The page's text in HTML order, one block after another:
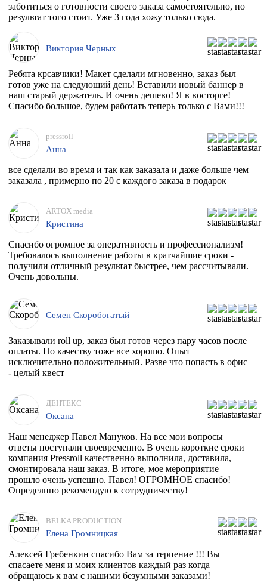
заботиться о готовности своего заказа самостоятельно, но
результат того стоит. Уже 3 года хожу только сюда.
Виктория Черных
Ребята крсавчики! Макет сделали мгновенно, заказ был
готов уже на следующий день! Вставили новый баннер в
наш старый держатель. И очень дешево! Я в восторге!
Спасибо большое, будем работать теперь только с Вами!!!
pressroll
Анна
все сделали во время и так как заказала и даже больше чем
заказала , примерно по 20 с каждого заказа в подарок
ARTOX media
Кристина
Спасибо огромное за оперативность и профессионализм!
Требовалось выполнение работы в кратчайшие сроки -
получили отличный результат быстрее, чем рассчитывали.
Очень довольны.
Семен Скоробогатый
Заказывали roll up, заказ был готов через пару часов после
оплаты. По качеству тоже все хорошо. Опыт
исключительно положительный. Разве что попасть в офис
- целый квест
ДЕНТЕКС
Оксана
Наш менеджер Павел Мануков. На все мои вопросы
ответы поступали своевременно. В очень короткие сроки
компания Pressroll качественно выполнила, доставила,
смонтировала наш заказ. В итоге, мое мероприятие
прошло очень успешно. Павел! ОГРОМНОЕ спасибо!
Определнно рекомендую к сотрудничеству!
BELKA PRODUCTION
Елена Громницкая
Алексей Гребенкин спасибо Вам за терпение !!! Вы
спасаете меня и моих клиентов каждый раз когда
обращаюсь к вам с нашими безумными заказами!